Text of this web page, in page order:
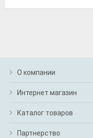
О компании
Интернет магазин
Каталог товаров
Партнерство